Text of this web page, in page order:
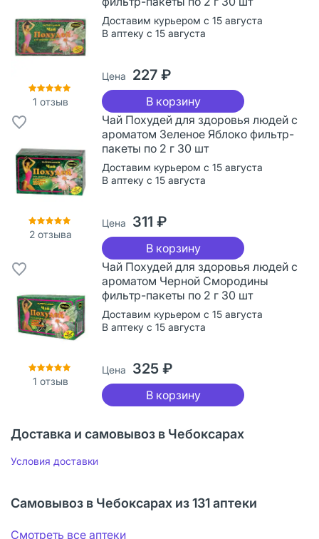
1 отзыв
Доставим курьером с 15 августа
В аптеку с 15 августа
Цена 227 ₽
В корзину
2 отзыва
Чай Похудей для здоровья людей с
ароматом Зеленое Яблоко фильтр-
пакеты по 2 г 30 шт
Доставим курьером с 15 августа
В аптеку с 15 августа
Цена 311 ₽
В корзину
1 отзыв
Чай Похудей для здоровья людей с
ароматом Черной Смородины
фильтр-пакеты по 2 г 30 шт
Доставим курьером с 15 августа
В аптеку с 15 августа
Цена 325 ₽
В корзину
Доставка и самовывоз в Чебоксарах
Условия доставки
Самовывоз в Чебоксарах из 131 аптеки
Смотреть все аптеки